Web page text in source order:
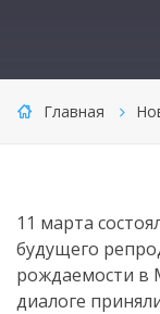
Главная
11 марта
будущего
рождаемости в
диалоге